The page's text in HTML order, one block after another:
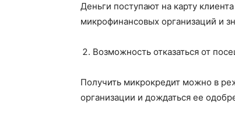
Деньги поступают на карту
микрофинансовых организаций и
Возможность отказаться от
Получить микрокредит можно в
организации и дождаться ее